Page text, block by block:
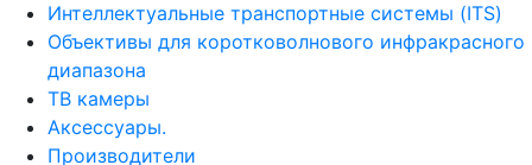
Интеллектуальные транспортные системы (ITS)
Объективы для коротковолнового инфракрасного
диапазона
ТВ камеры
Аксессуары.
Производители